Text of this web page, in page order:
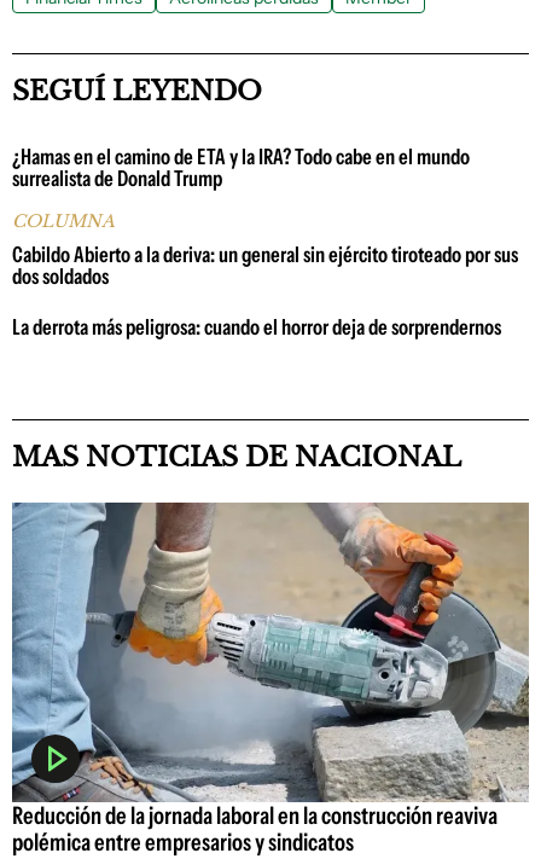
SEGUÍ LEYENDO
¿Hamas en el camino de ETA y la IRA? Todo cabe en el mundo
surrealista de Donald Trump
COLUMNA
Cabildo Abierto a la deriva: un general sin ejército tiroteado por sus
dos soldados
La derrota más peligrosa: cuando el horror deja de sorprendernos
MAS NOTICIAS DE NACIONAL
Reducción de la jornada laboral en la construcción reaviva
polémica entre empresarios y sindicatos